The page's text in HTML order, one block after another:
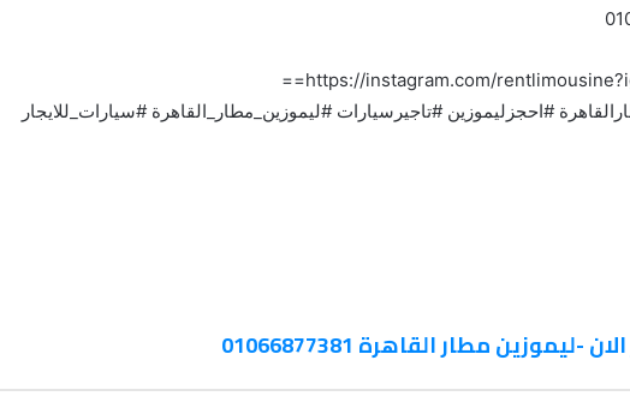
https://instagram.com/
#احجزليموزين #تاجيرسيارات #ليموزين_مطار_القاهرة #سيارات_للايجار
مطار القاهرة 01066877381